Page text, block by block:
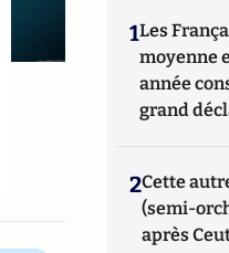
1Les
moyenne
année
grand
2Cette
(semi-
après